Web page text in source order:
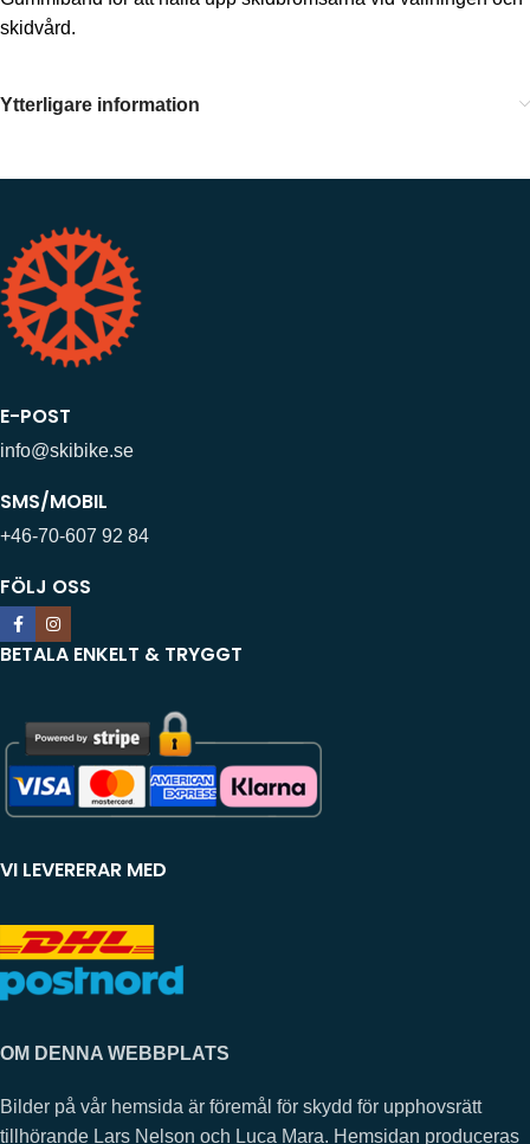
skidvård.
Ytterligare information
E-POST
info@skibike.se
SMS/MOBIL
+46-70-607 92 84
FÖLJ OSS
BETALA ENKELT & TRYGGT
VI LEVERERAR MED
OM DENNA WEBBPLATS
Bilder på vår hemsida är föremål för skydd för upphovsrätt
tillhörande Lars Nelson och Luca Mara. Hemsidan produceras